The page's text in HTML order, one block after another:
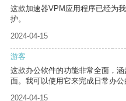
这款加速器VPM应用程序已经为
护。
2024-04-15
游客
这款办公软件的功能非常全面，
面。我可以使用它来完成日常办公
2024-04-15